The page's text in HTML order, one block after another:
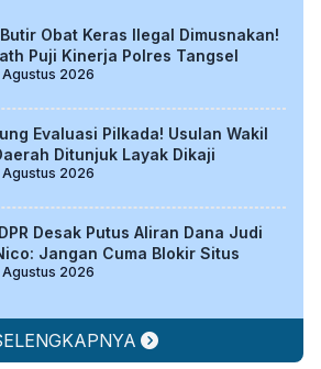
Obat Keras Ilegal Dimusnakan!
Puji Kinerja Polres Tangsel
2026
Evaluasi Pilkada! Usulan Wakil
Ditunjuk Layak Dikaji
2026
Desak Putus Aliran Dana Judi
Jangan Cuma Blokir Situs
2026